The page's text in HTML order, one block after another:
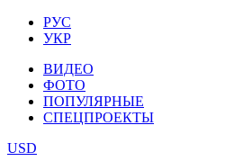
РУС
УКР
ВИДЕО
ФОТО
ПОПУЛЯРНЫЕ
СПЕЦПРОЕКТЫ
USD